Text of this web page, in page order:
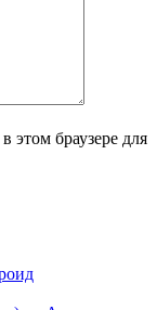
этом браузере для